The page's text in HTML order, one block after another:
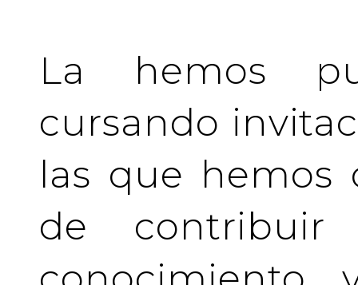
La hemos
cursando
las que hemos
de contribuir